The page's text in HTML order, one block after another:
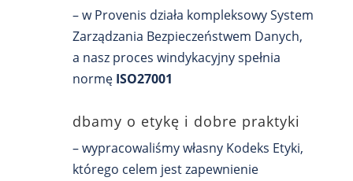
– w Provenis działa kompleksowy System
Zarządzania Bezpieczeństwem Danych,
a nasz proces windykacyjny spełnia
normę ISO27001
dbamy o etykę i dobre praktyki
– wypracowaliśmy własny Kodeks Etyki,
którego celem jest zapewnienie